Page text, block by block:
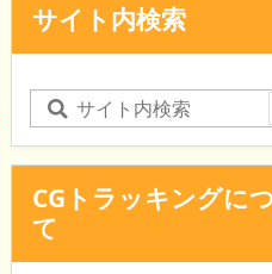
サイト内検索
CGトラッキングに
て